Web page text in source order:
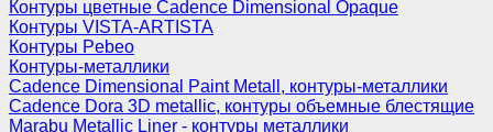
Контуры цветные Cadence Dimensional Opaque
Контуры VISTA-ARTISTA
Контуры Pebeo
Контуры-металлики
Cadence Dimensional Paint Metall, контуры-металлики
Cadence Dora 3D metallic, контуры объемные блестящие
Marabu Metallic Liner - контуры металлики